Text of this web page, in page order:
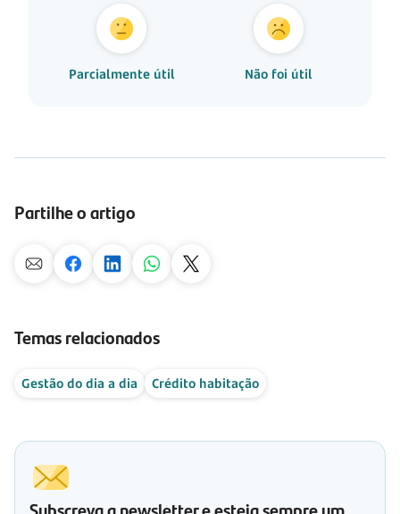
Parcialmente útil Não foi útil
Partilhe o artigo
Temas relacionados
Gestão do dia a dia Crédito habitação